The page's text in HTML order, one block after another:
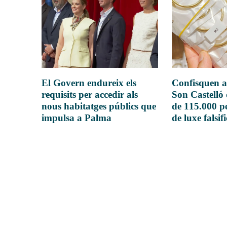
El Govern endureix els
requisits per accedir als
nous habitatges públics que
impulsa a Palma
Confisquen
Son Castelló
de 115.000
de luxe